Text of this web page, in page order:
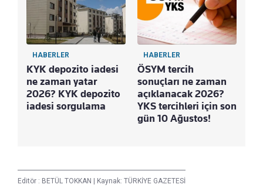
HABERLER
KYK depozito iadesi
ne zaman yatar
2026? KYK depozito
iadesi sorgulama
HABERLER
ÖSYM tercih
sonuçları ne zaman
açıklanacak 2026?
YKS tercihleri için son
gün 10 Ağustos!
Editör : BETÜL TOKKAN Kaynak: TÜRKİYE GAZETESİ